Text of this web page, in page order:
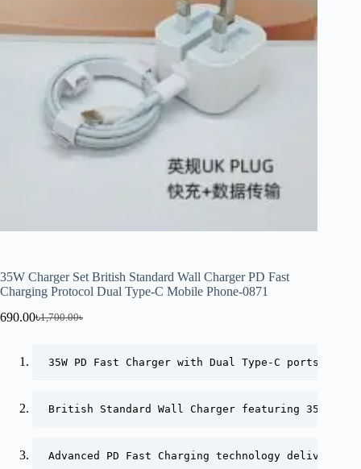
35W Charger Set British Standard Wall Charger PD Fast
Charging Protocol Dual Type-C Mobile Phone-0871
1,700.00৳
690.00৳
35W PD Fast Charger with Dual Type-C ports
British Standard Wall Charger featuring 35W
Advanced PD Fast Charging technology